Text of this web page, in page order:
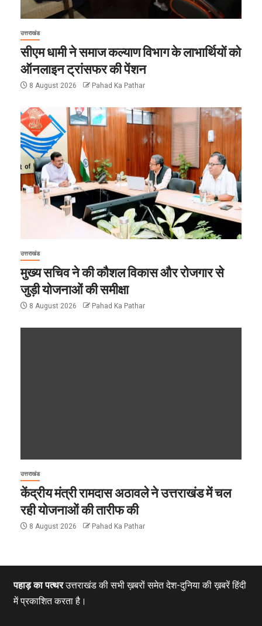
उत्तराखंड
सीएम धामी ने समाज कल्याण विभाग के लाभार्थियों को
ऑनलाइन ट्रांसफर की पेंशन
8 August 2026 Pahad Ka Pathar
उत्तराखंड
मुख्य सचिव ने की कौशल विकास और रोजगार से
जुड़ी योजनाओं की समीक्षा
8 August 2026 Pahad Ka Pathar
उत्तराखंड
केंद्रीय मंत्री रामदास अठावले ने उत्तराखंड में चल
रही योजनाओं की तारीफ की
8 August 2026 Pahad Ka Pathar
पहाड़ का पत्थरउत्तराखंड की सभी ख़बरों समेत देश-दुनिया की ख़बरें हिंदी
में प्रकाशित करता है।